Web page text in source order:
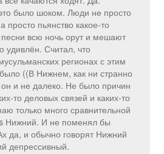
было шоком. Люди не просто
просто пьянство какое-то
всю ночь орут и мешают
удивлён. Считал, что
регионах с этим
((В Нижнем, как ни странно
и не далеко. Не было причин
то деловых связей и каких-то
только много сравнительной
Нижний. И не поменял бы
да, и обычно говорят Нижний
депрессивный.